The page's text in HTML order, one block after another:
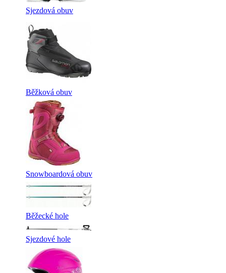
Sjezdová obuv
Běžková obuv
Snowboardová obuv
Běžecké hole
Sjezdové hole